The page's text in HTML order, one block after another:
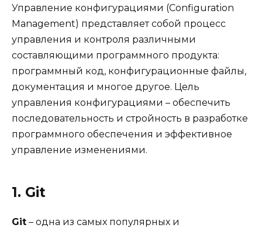
Управление конфигурациями (Configuration
Management) представляет собой процесс
управления и контроля различными
составляющими программного продукта:
программный код, конфигурационные файлы,
документация и многое другое. Цель
управления конфигурациями – обеспечить
последовательность и стройность в разработке
программного обеспечения и эффективное
управление изменениями.
1. Git
Git – одна из самых популярных и